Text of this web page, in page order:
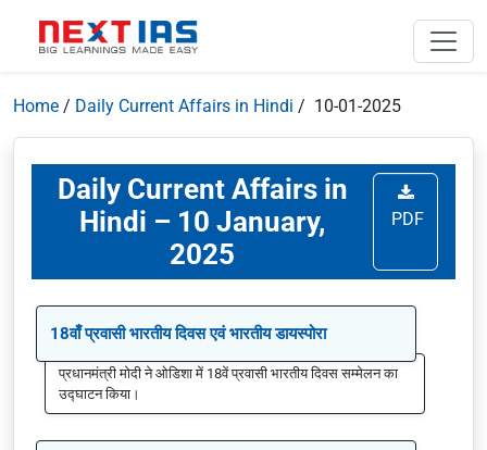
Home / Daily Current Affairs in Hindi / 10-01-2025
Daily Current Affairs in
Hindi – 10 January,
2025
PDF
18वाँ प्रवासी भारतीय दिवस एवं भारतीय डायस्पोरा
प्रधानमंत्री मोदी ने ओडिशा में 18वें प्रवासी भारतीय दिवस सम्मेलन का
उद्घाटन किया।